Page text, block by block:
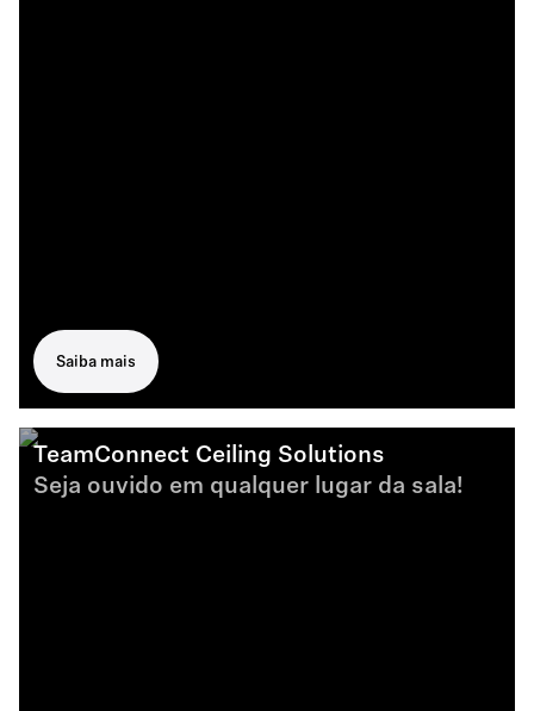
Saiba mais
TeamConnect Ceiling Solutions
Seja ouvido em qualquer lugar da sala!